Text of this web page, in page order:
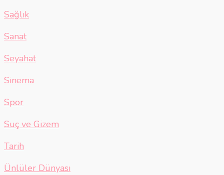
Sağlık
Sanat
Seyahat
Sinema
Spor
Suç ve Gizem
Tarih
Ünlüler Dünyası